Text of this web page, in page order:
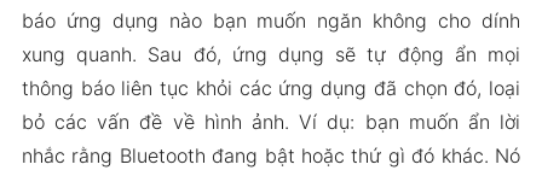
báo ứng dụng nào bạn muốn ngăn không cho dính
xung quanh. Sau đó, ứng dụng sẽ tự động ẩn mọi
thông báo liên tục khỏi các ứng dụng đã chọn đó, loại
bỏ các vấn đề về hình ảnh. Ví dụ: bạn muốn ẩn lời
nhắc rằng Bluetooth đang bật hoặc thứ gì đó khác. Nó